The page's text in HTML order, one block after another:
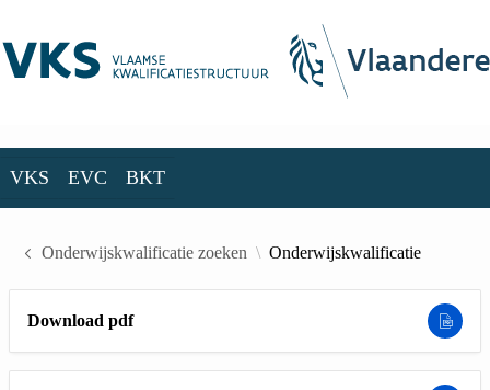
VKS EVC BKT
Onderwijskwalificatie zoeken Onderwijskwalificatie
Download pdf